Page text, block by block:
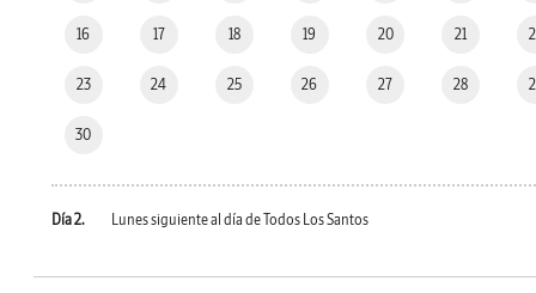
16 17 18 19 20 21
23 24 25 26 27 28
30
Día 2. Lunes siguiente al día de Todos Los Santos